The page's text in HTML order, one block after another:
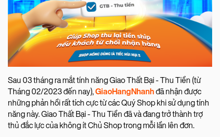
Sau 03 tháng ra mắt tính năng Giao Thất Bại - Thu Tiền (từ
Tháng 02/2023 đến nay),GiaoHangNhanhđã nhận được
những phản hồi rất tích cực từ các Quý Shop khi sử dụng tính
năng này. Giao Thất Bại - Thu Tiền đã và đang trở thành trợ
thủ đắc lực của không ít Chủ Shop trong mỗi lần lên đơn.